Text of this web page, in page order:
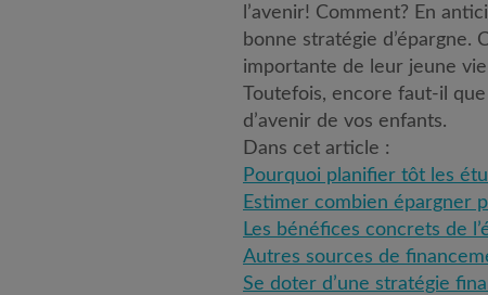
l’avenir! Comment? En
bonne stratégie
importante de leur jeune vie
Toutefois, encore faut-il
d’avenir de vos enfants.
Dans cet article :
Pourquoi planifier tôt les
Estimer combien épargner
Les bénéfices concrets de
Autres sources de
Se doter d’une stratégie